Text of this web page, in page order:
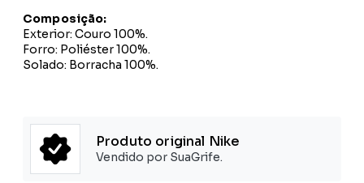
Composição:
Exterior: Couro 100%.
Forro: Poliéster 100%.
Solado: Borracha 100%.
Produto original Nike
Vendido por SuaGrife.